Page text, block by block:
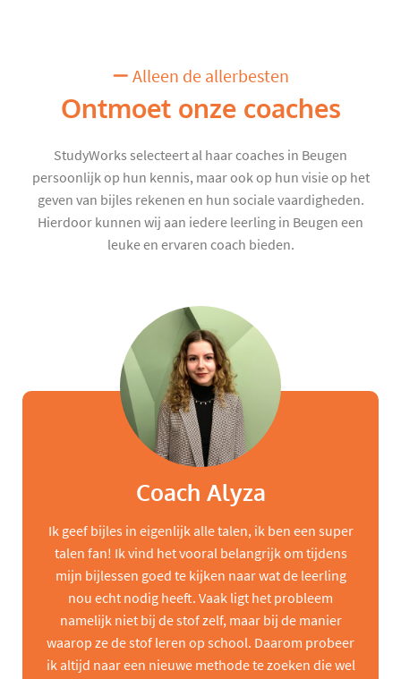
Alleen de allerbesten
Ontmoet onze coaches
StudyWorks selecteert al haar coaches in Beugen
persoonlijk op hun kennis, maar ook op hun visie op het
geven van bijles rekenen en hun sociale vaardigheden.
Hierdoor kunnen wij aan iedere leerling in Beugen een
leuke en ervaren coach bieden.
Coach Alyza
Ik geef bijles in eigenlijk alle talen, ik ben een super
talen fan! Ik vind het vooral belangrijk om tijdens
mijn bijlessen goed te kijken naar wat de leerling
nou echt nodig heeft. Vaak ligt het probleem
namelijk niet bij de stof zelf, maar bij de manier
waarop ze de stof leren op school. Daarom probeer
ik altijd naar een nieuwe methode te zoeken die wel